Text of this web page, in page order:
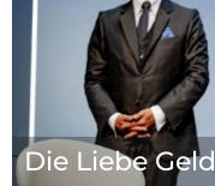
Die Liebe Geld